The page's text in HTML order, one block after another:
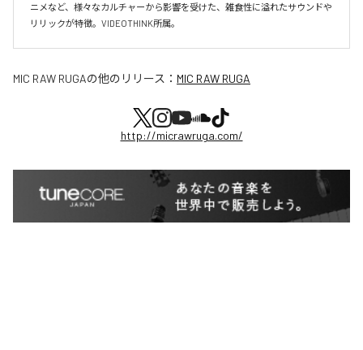
ニメなど、様々なカルチャーから影響を受けた、雑食性に溢れたサウンドや
リリックが特徴。VIDEOTHINK所属。
MIC RAW RUGAの他のリリース： MIC RAW RUGA
http://micrawruga.com/